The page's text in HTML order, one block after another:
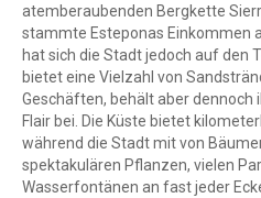
atemberaubenden Bergkette
stammte Esteponas Einkommen
hat sich die Stadt jedoch auf den
bietet eine Vielzahl von
Geschäften, behält aber dennoch
Flair bei. Die Küste bietet
während die Stadt mit von
spektakulären Pflanzen, vielen
Wasserfontänen an fast jeder